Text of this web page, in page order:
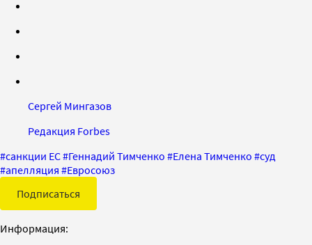
Сергей Мингазов
Редакция Forbes
#санкции ЕС#Геннадий Тимченко #Елена Тимченко #суд
#апелляция #Евросоюз
Подписаться
Информация: